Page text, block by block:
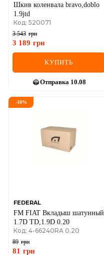
LANCIA
LAND ROVER
LEXUS
LINCOLN
NISSAN
OPEL
PEUGEOT
Шкив коленвала bravo,doblo
1.9jtd
Код: 520071
3 543 грн
3 189 грн
КУПИТЬ
Отправка 10.08
-10%
FEDERAL
FM FIAT Вкладыш шатунный
1.7D TD,1.9D 0.20
Код: 4-66240RA 0.20
89 грн
81 грн